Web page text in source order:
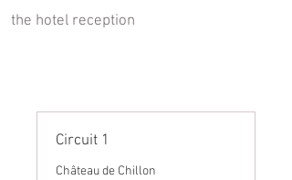
the hotel reception
Circuit 1
Château de Chillon